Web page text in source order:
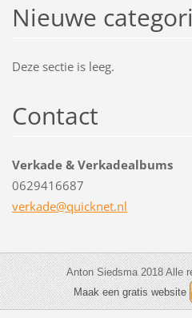
Nieuwe
Deze sectie is leeg.
Contact
Verkade & Verkadealbums
0629416687
verkade@quicknet.nl
Anton Siedsma 2018 Alle
Maak een gratis website